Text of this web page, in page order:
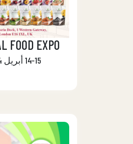
FOOD EXPO
14-15 أبريل 2024